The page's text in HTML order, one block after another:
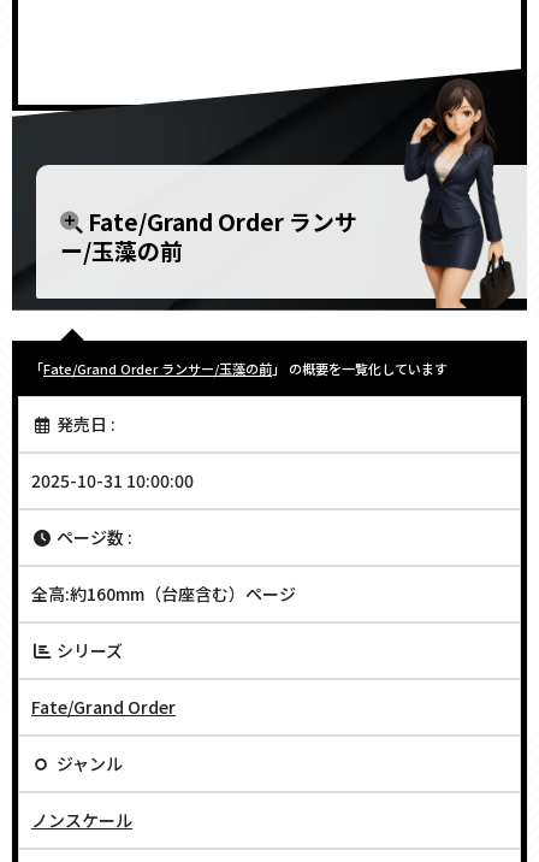
Fate/Grand Order ランサ
ー/玉藻の前
「Fate/Grand Order ランサー/玉藻の前」 の概要を一覧化しています
発売日 :
2025-10-31 10:00:00
ページ数 :
全高:約160mm（台座含む）ページ
シリーズ
Fate/Grand Order
ジャンル
ノンスケール